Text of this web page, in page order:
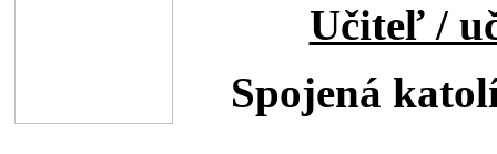
Učiteľ /
Spojená